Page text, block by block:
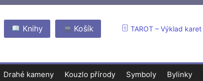
TAROT – Výklad karet
Košík
Knihy
Drahé kameny Kouzlo přírody Symboly Bylinky